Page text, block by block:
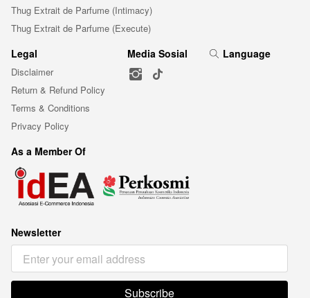
Thug Extrait de Parfume (Intimacy)
Thug Extrait de Parfume (Execute)
Legal
Disclaimer
Return & Refund Policy
Terms & Conditions
Privacy Policy
Media Sosial Language
As a Member Of
Newsletter
`
Subscribe